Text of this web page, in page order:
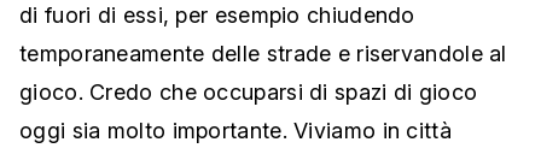
di fuori di essi, per esempio chiudendo
temporaneamente delle strade e riservandole al
gioco. Credo che occuparsi di spazi di gioco
oggi sia molto importante. Viviamo in città